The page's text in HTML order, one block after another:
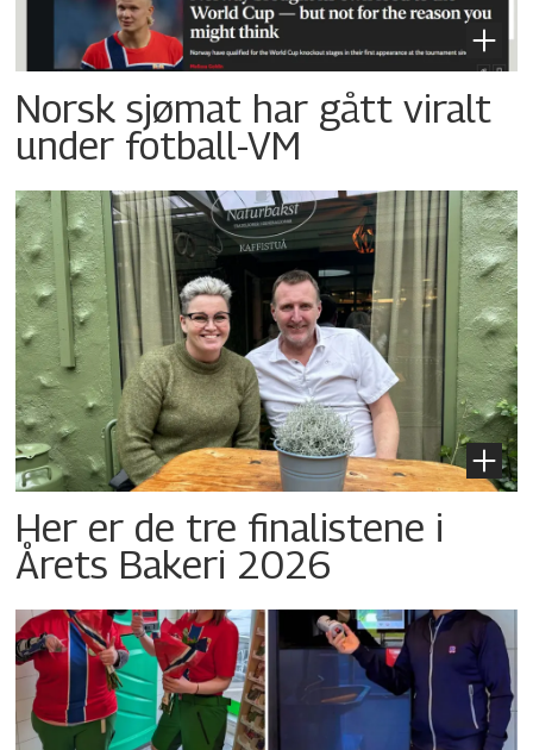
Norsk sjømat har gått viralt
under fotball-VM
Her er de tre finalistene i
Årets Bakeri 2026